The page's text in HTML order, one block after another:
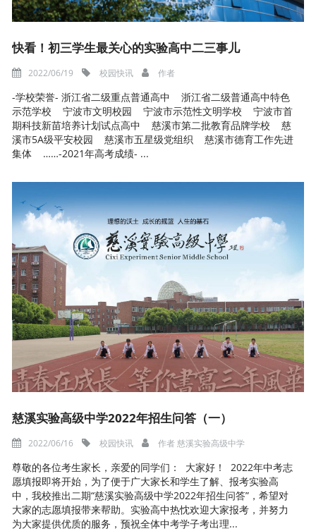
快看！初三学生最关心的实验高中二三事儿
2022/06/19 校园快讯 作者
-学校荣誉- 浙江省二级重点普通高中 浙江省二级普通高中特色
示范学校 宁波市文明校园 宁波市示范性文明学校 宁波市首
期科技新苗培养计划试点高中 慈溪市第二批教育品牌学校 慈
溪市5A级平安校园 慈溪市五星级党组织 慈溪市德育工作先进
集体 ……-2021年高考成绩- ...
慈溪实验高级中学2022年招生问答（一）
2022/06/16 校园快讯 作者慈溪实验高级中学
尊敬的各位考生家长，亲爱的同学们： 大家好！ 2022年中考志
愿填报即将开始，为了便于广大家长和学生了解、报考实验高
中，我校推出二期“慈溪实验高级中学2022年招生问答”，希望对
大家的志愿填报带来帮助。实验高中热忱欢迎大家报考，并努力
为大家提供优质的服务，预祝全体中考学子考出理...